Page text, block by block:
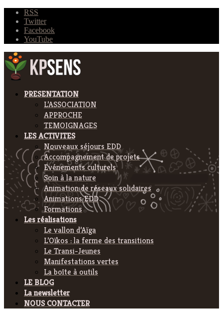
RSS
Twitter
Facebook
YouTube
PRESENTATION
L’ASSOCIATION
APPROCHE
TEMOIGNAGES
LES ACTIVITES
Nouveaux séjours EDD
Accompagnement de projets
Evénements culturels
Soin à la nature
Animation de réseaux solidaires
Animations EDD
Formations
Les réalisations
Le vallon d’Aïga
L’Oïkos : la ferme des transitions
Le Transi-Jeunes
Manifestations vertes
La boîte à outils
LE BLOG
La newsletter
NOUS CONTACTER